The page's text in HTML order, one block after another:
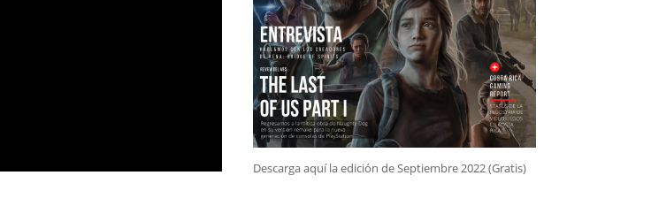
Descarga aquí la edición de Septiembre 2022 (Gratis)